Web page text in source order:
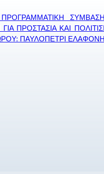
ΠΡΟΓΡΑΜΜΑΤΙΚΗ
ΠΡΟΣΤΑΣΙΑ ΚΑΙ
ΠΑΥΛΟΠΕΤΡΙ